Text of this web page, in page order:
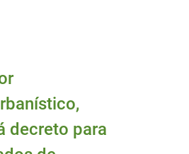
decreto para